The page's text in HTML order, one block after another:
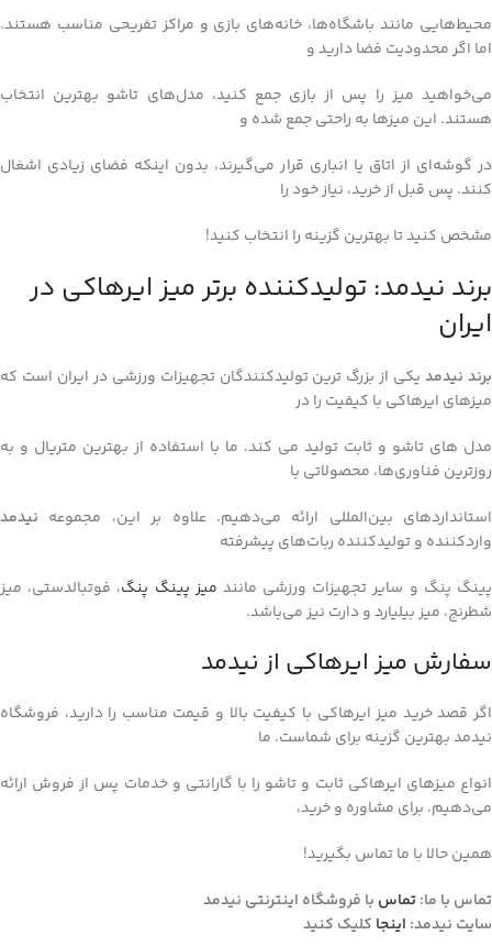
محیط‌هایی مانند باشگاه‌ها، خانه‌های بازی و مراکز تفریحی مناسب هستند.
اما اگر محدودیت فضا دارید و
می‌خواهید میز را پس از بازی جمع کنید، مدل‌های تاشو بهترین انتخاب
هستند. این میزها به‌ راحتی جمع شده و
در گوشه‌ای از اتاق یا انباری قرار می‌گیرند، بدون اینکه فضای زیادی اشغال
کنند. پس قبل از خرید، نیاز خود را
مشخص کنید تا بهترین گزینه را انتخاب کنید!
برند نیدمد: تولیدکننده برتر میز ایرهاکی در
ایران
برند نیدمدیکی از بزرگ‌ ترین تولیدکنندگان تجهیزات ورزشی در ایران است که
میزهای ایرهاکی با کیفیت را در
مدل‌ های تاشو و ثابت تولید می‌ کند. ما با استفاده از بهترین متریال و به‌
روزترین فناوری‌ها، محصولاتی با
استانداردهای بین‌المللی ارائه می‌دهیم. علاوه بر این، مجموعه نیدمد
واردکننده و تولیدکننده ربات‌های پیشرفته
پینگ پنگ و سایر تجهیزات ورزشی مانند میز پینگ پنگ، فوتبالدستی، میز
شطرنج، میز بیلیارد و دارت نیز می‌باشد.
سفارش میز ایرهاکی از نیدمد
اگر قصد خرید میز ایرهاکی با کیفیت بالا و قیمت مناسب را دارید، فروشگاه
نیدمد بهترین گزینه برای شماست. ما
انواع میزهای ایرهاکی ثابت و تاشو را با گارانتی و خدمات پس از فروش ارائه
می‌دهیم. برای مشاوره و خرید،
همین حالا با ما تماس بگیرید!
تماس با ما:تماس با فروشگاه اینترنتی نیدمد
سایت نیدمد: اینجا کلیک کنید